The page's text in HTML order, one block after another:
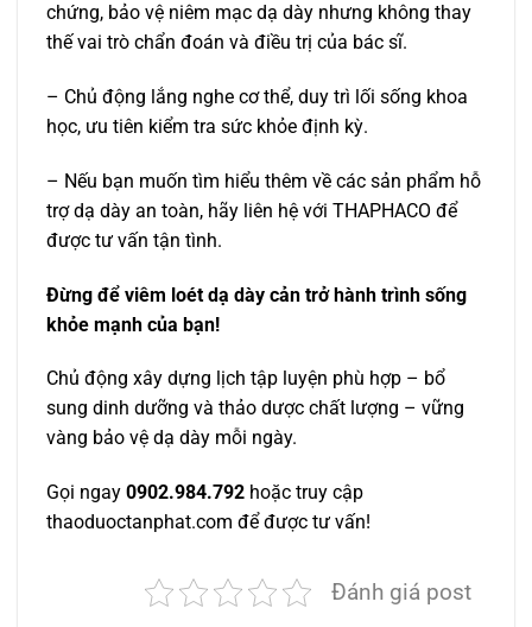
chứng, bảo vệ niêm mạc dạ dày nhưng không thay
thế vai trò chẩn đoán và điều trị của bác sĩ.
– Chủ động lắng nghe cơ thể, duy trì lối sống khoa
học, ưu tiên kiểm tra sức khỏe định kỳ.
– Nếu bạn muốn tìm hiểu thêm về các sản phẩm hỗ
trợ dạ dày an toàn, hãy liên hệ với THAPHACO để
được tư vấn tận tình.
Đừng để viêm loét dạ dày cản trở hành trình sống
khỏe mạnh của bạn!
Chủ động xây dựng lịch tập luyện phù hợp – bổ
sung dinh dưỡng và thảo dược chất lượng – vững
vàng bảo vệ dạ dày mỗi ngày.
Gọi ngay 0902.984.792 hoặc truy cập
thaoduoctanphat.com để được tư vấn!
Đánh giá post